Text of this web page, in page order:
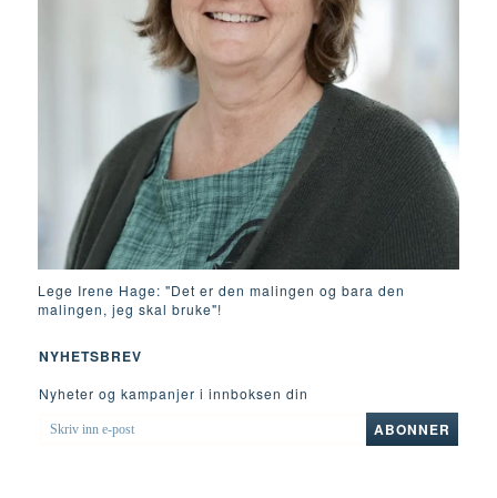
Lege Irene Hage: "Det er den malingen og bara den
malingen, jeg skal bruke"!
NYHETSBREV
Nyheter og kampanjer i innboksen din
SKRIV
INN
ABONNER